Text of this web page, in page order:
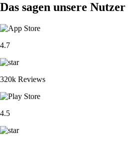
Das sagen unsere Nutzer
4.7
320k Reviews
4.5